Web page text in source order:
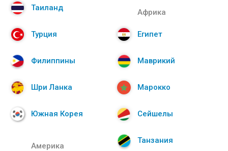
Таиланд
Турция
Филиппины
Шри Ланка
Южная Корея
Африка
Египет
Маврикий
Марокко
Сейшелы
Танзания
Америка